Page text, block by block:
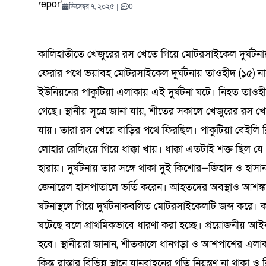
শ্রদ্ধা
কড়াই নিয়ে
বিজলী কৃষিকে
বাইকারদের
নদীগর্ভে
শিক্ষার্থীদের ব্যাপক অংশগ্রহণ
ডিসেম্বর ২২, ২০২৫ 0
ডিসেম্বর ৭, ২০২৫ | 0
কালিহাতীতে খেজুরের রস খেতে গিয়ে মোটরসাইকেল
ফেরার পথে ভয়াবহ মোটরসাইকেল দুর্ঘটনায় তাওহীদ (১৫)
ইউনিয়নের পাকুটিয়া এলাকায় এই দুর্ঘটনা ঘটে। নিহত
গেছে। স্থানীয় সূত্রে জানা যায়, শীতের সকালে খেজুরের
যায়। তারা রস খেয়ে বাড়ির পথে ফিরছিল। পাকুটিয়া বেইলি
লোহার রেলিংয়ে গিয়ে ধাক্কা খায়। ধাক্কা এতটাই শক্ত
হারায়। দুর্ঘটনায় তার সঙ্গে থাকা দুই কিশোর—জিহাদ ও
জেনারেল হাসপাতালে ভর্তি করেন। আহতদের অবস্থাও
ঘটনাস্থলে গিয়ে দুর্ঘটনাকবলিত মোটরসাইকেলটি জব্দ করে।
ঘটেছে বলে প্রাথমিকভাবে ধারণা করা হচ্ছে। প্রয়োজনীয়
হবে। স্থানীয়রা জানান, শীতকালে ধানগড়া ও আশপাশের